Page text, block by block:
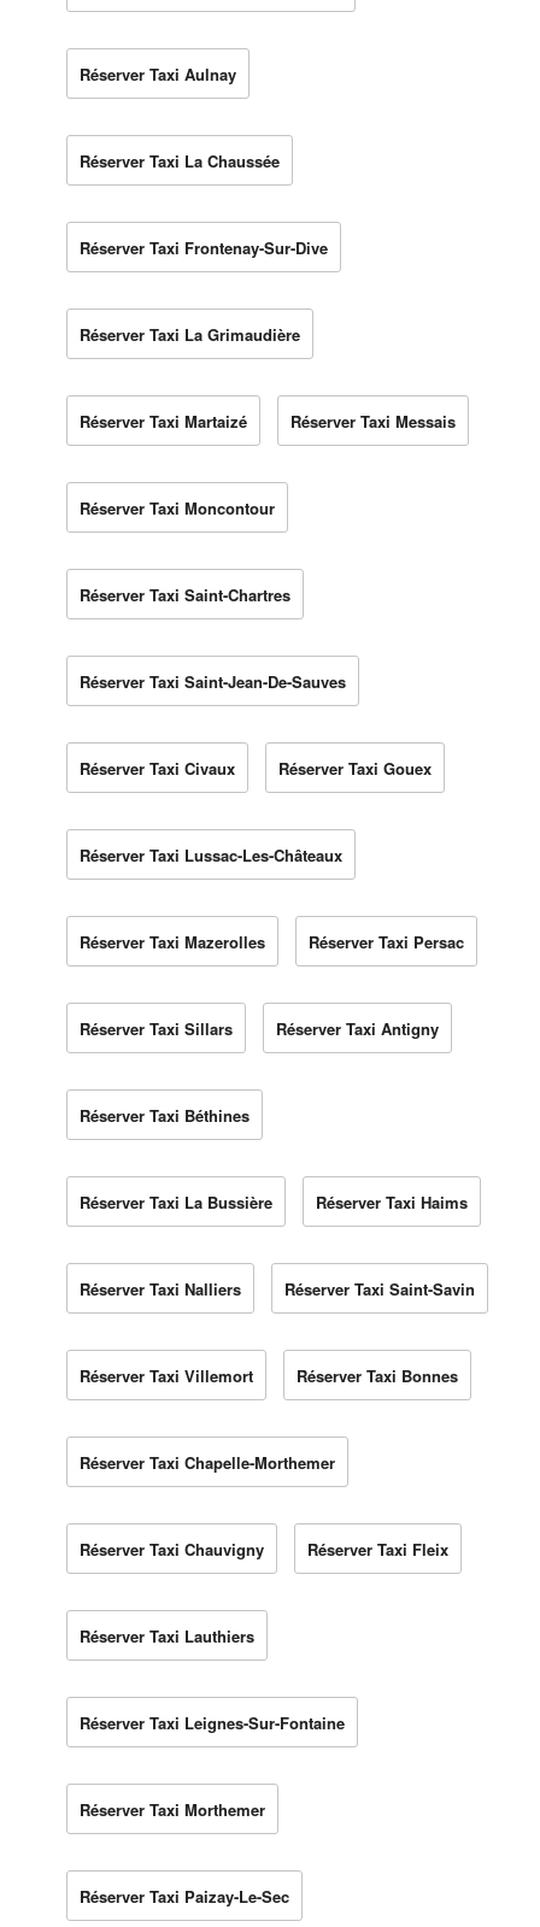
Réserver Taxi Aulnay
Réserver Taxi La Chaussée
Réserver Taxi Frontenay-Sur-Dive
Réserver Taxi La Grimaudière
Réserver Taxi Martaizé Réserver Taxi Messais
Réserver Taxi Moncontour
Réserver Taxi Saint-Chartres
Réserver Taxi Saint-Jean-De-Sauves
Réserver Taxi Civaux Réserver Taxi Gouex
Réserver Taxi Lussac-Les-Châteaux
Réserver Taxi Mazerolles Réserver Taxi Persac
Réserver Taxi Sillars Réserver Taxi Antigny
Réserver Taxi Béthines
Réserver Taxi La Bussière Réserver Taxi Haims
Réserver Taxi Nalliers Réserver Taxi Saint-Savin
Réserver Taxi Villemort Réserver Taxi Bonnes
Réserver Taxi Chapelle-Morthemer
Réserver Taxi Chauvigny Réserver Taxi Fleix
Réserver Taxi Lauthiers
Réserver Taxi Leignes-Sur-Fontaine
Réserver Taxi Morthemer
Réserver Taxi Paizay-Le-Sec